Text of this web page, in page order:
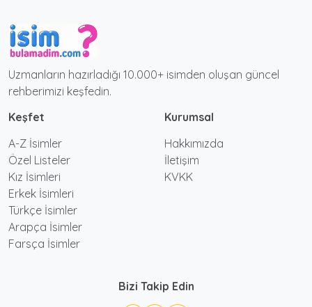
Uzmanların hazırladığı 10.000+ isimden oluşan güncel
rehberimizi keşfedin.
Keşfet
A-Z İsimler
Özel Listeler
Kız İsimleri
Erkek İsimleri
Türkçe İsimler
Arapça İsimler
Farsça İsimler
Kurumsal
Hakkımızda
İletişim
KVKK
Bizi Takip Edin